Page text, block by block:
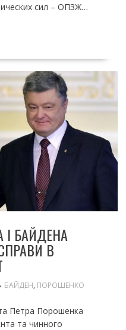
сил – ОПЗЖ…
БАЙДЕНА
В
БАЙДЕН, ПОРОШЕНКО
Петра Порошенка
та чинного